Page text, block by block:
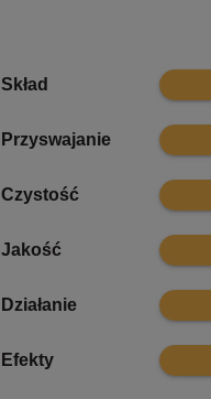
Skład 8.4
Przyswajanie 8.5
Czystość 9.1
Jakość 8.9
Działanie 8.6
Efekty 8.9